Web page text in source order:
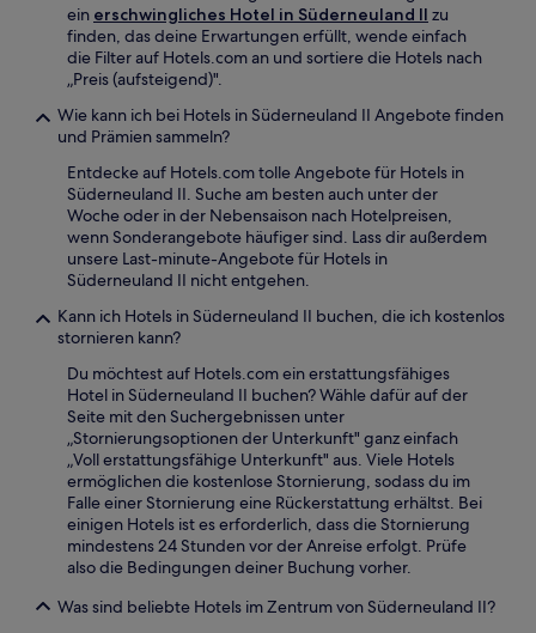
ein erschwingliches Hotel in Süderneuland II zu
finden, das deine Erwartungen erfüllt, wende einfach
die Filter auf Hotels.com an und sortiere die Hotels nach
„Preis (aufsteigend)".
Wie kann ich bei Hotels in Süderneuland II Angebote finden
und Prämien sammeln?
Entdecke auf Hotels.com tolle Angebote für Hotels in
Süderneuland II. Suche am besten auch unter der
Woche oder in der Nebensaison nach Hotelpreisen,
wenn Sonderangebote häufiger sind. Lass dir außerdem
unsere Last-minute-Angebote für Hotels in
Süderneuland II nicht entgehen.
Kann ich Hotels in Süderneuland II buchen, die ich kostenlos
stornieren kann?
Du möchtest auf Hotels.com ein erstattungsfähiges
Hotel in Süderneuland II buchen? Wähle dafür auf der
Seite mit den Suchergebnissen unter
„Stornierungsoptionen der Unterkunft" ganz einfach
„Voll erstattungsfähige Unterkunft" aus. Viele Hotels
ermöglichen die kostenlose Stornierung, sodass du im
Falle einer Stornierung eine Rückerstattung erhältst. Bei
einigen Hotels ist es erforderlich, dass die Stornierung
mindestens 24 Stunden vor der Anreise erfolgt. Prüfe
also die Bedingungen deiner Buchung vorher.
Was sind beliebte Hotels im Zentrum von Süderneuland II?